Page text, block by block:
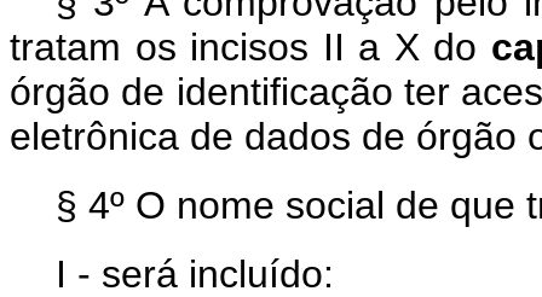
tratam os incisos II a X do
órgão de identificação ter
eletrônica de dados de órgão
§ 4º O nome social de que
I - será incluído: